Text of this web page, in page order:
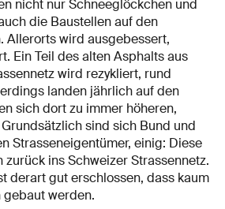
nicht nur Schneeglöckchen und
die Baustellen auf den
Allerorts wird ausgebessert,
Ein Teil des alten Asphalts aus
wird rezykliert, rund
landen jährlich auf den
sich dort zu immer höheren,
sind sich Bund und
Strasseneigentümer, einig: Diese
ins Schweizer Strassennetz.
derart gut erschlossen, dass kaum
gebaut werden.